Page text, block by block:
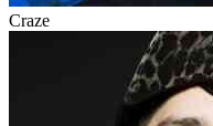
Craze